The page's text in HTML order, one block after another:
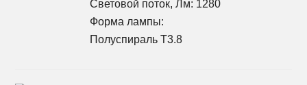
Световой поток, Лм: 1280
Форма лампы:
Полуспираль T3.8